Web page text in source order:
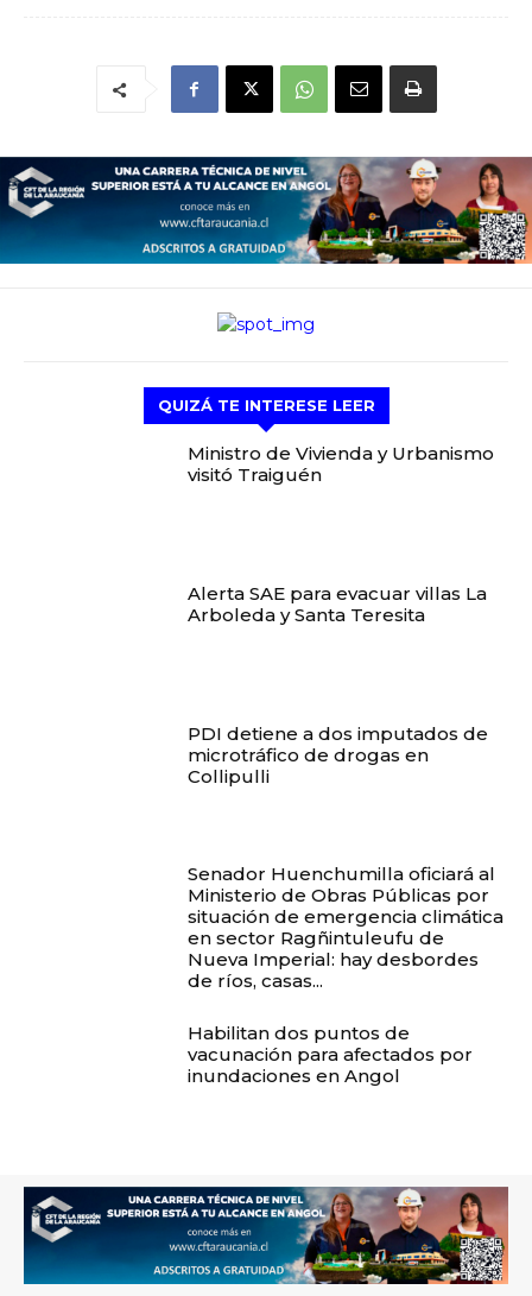
QUIZÁ TE INTERESE LEER
Ministro de Vivienda y Urbanismo
visitó Traiguén
Alerta SAE para evacuar villas La
Arboleda y Santa Teresita
PDI detiene a dos imputados de
microtráfico de drogas en
Collipulli
Senador Huenchumilla oficiará al
Ministerio de Obras Públicas por
situación de emergencia climática
en sector Ragñintuleufu de
Nueva Imperial: hay desbordes
de ríos, casas...
Habilitan dos puntos de
vacunación para afectados por
inundaciones en Angol